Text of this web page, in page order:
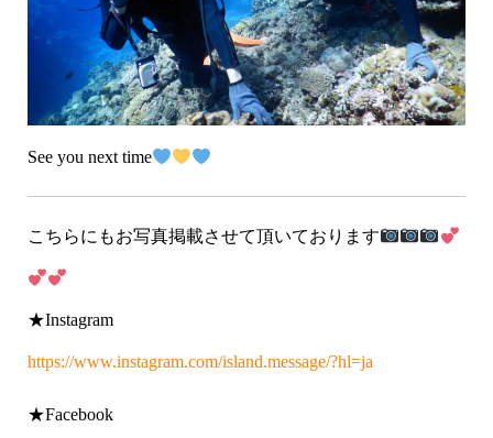
See you next time
こちらにもお写真掲載させて頂いております
★Instagram
https://www.instagram.com/island.message/?hl=ja
★Facebook